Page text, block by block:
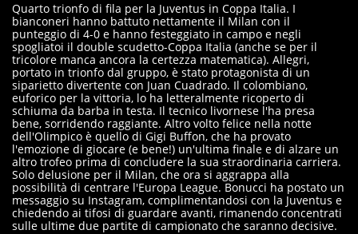
Quarto trionfo di fila per la Juventus in Coppa Italia. I
bianconeri hanno battuto nettamente il Milan con il
punteggio di 4-0 e hanno festeggiato in campo e negli
spogliatoi il double scudetto-Coppa Italia (anche se per il
tricolore manca ancora la certezza matematica). Allegri,
portato in trionfo dal gruppo, è stato protagonista di un
siparietto divertente con Juan Cuadrado. Il colombiano,
euforico per la vittoria, lo ha letteralmente ricoperto di
schiuma da barba in testa. Il tecnico livornese l'ha presa
bene, sorridendo raggiante. Altro volto felice nella notte
dell'Olimpico è quello di Gigi Buffon, che ha provato
l'emozione di giocare (e bene!) un'ultima finale e di alzare un
altro trofeo prima di concludere la sua straordinaria carriera.
Solo delusione per il Milan, che ora si aggrappa alla
possibilità di centrare l'Europa League. Bonucci ha postato un
messaggio su Instagram, complimentandosi con la Juventus e
chiedendo ai tifosi di guardare avanti, rimanendo concentrati
sulle ultime due partite di campionato che saranno decisive.